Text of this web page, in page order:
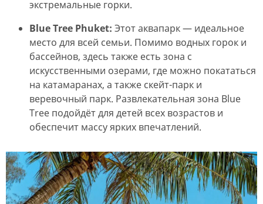
экстремальные горки.
Blue Tree Phuket: Этот аквапарк — идеальное
место для всей семьи. Помимо водных горок и
бассейнов, здесь также есть зона с
искусственными озерами, где можно покататься
на катамаранах, а также скейт-парк и
веревочный парк. Развлекательная зона Blue
Tree подойдёт для детей всех возрастов и
обеспечит массу ярких впечатлений.